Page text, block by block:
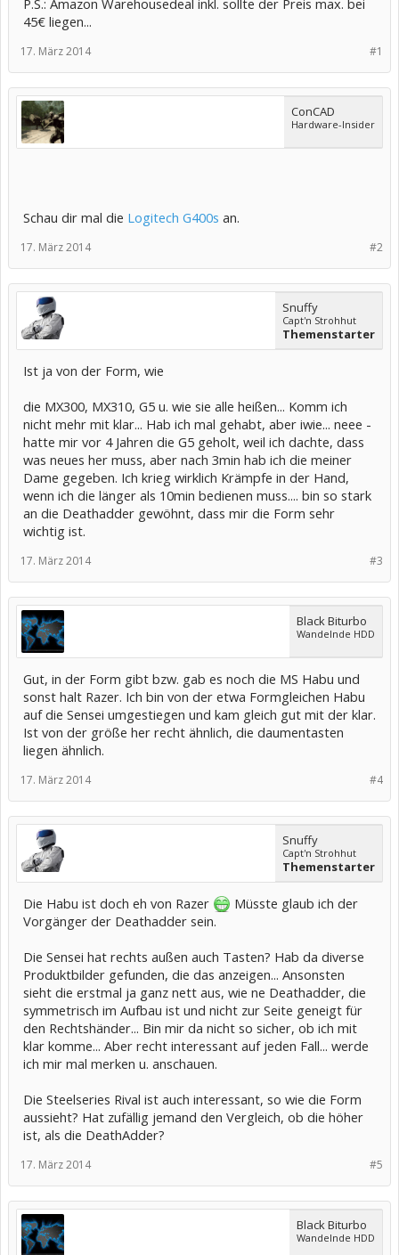
P.S.: Amazon Warehousedeal inkl. sollte der Preis max. bei
45€ liegen...
#1
17. März 2014
ConCAD
Hardware-Insider
Schau dir mal die Logitech G400s an.
#2
17. März 2014
Snuffy
Capt'n Strohhut
Themenstarter
Ist ja von der Form, wie
die MX300, MX310, G5 u. wie sie alle heißen... Komm ich
nicht mehr mit klar... Hab ich mal gehabt, aber iwie... neee -
hatte mir vor 4 Jahren die G5 geholt, weil ich dachte, dass
was neues her muss, aber nach 3min hab ich die meiner
Dame gegeben. Ich krieg wirklich Krämpfe in der Hand,
wenn ich die länger als 10min bedienen muss.... bin so stark
an die Deathadder gewöhnt, dass mir die Form sehr
wichtig ist.
#3
17. März 2014
Black Biturbo
Wandelnde HDD
Gut, in der Form gibt bzw. gab es noch die MS Habu und
sonst halt Razer. Ich bin von der etwa Formgleichen Habu
auf die Sensei umgestiegen und kam gleich gut mit der klar.
Ist von der größe her recht ähnlich, die daumentasten
liegen ähnlich.
#4
17. März 2014
Snuffy
Capt'n Strohhut
Themenstarter
Die Habu ist doch eh von Razer
Müsste glaub ich der
Vorgänger der Deathadder sein.
Die Sensei hat rechts außen auch Tasten? Hab da diverse
Produktbilder gefunden, die das anzeigen... Ansonsten
sieht die erstmal ja ganz nett aus, wie ne Deathadder, die
symmetrisch im Aufbau ist und nicht zur Seite geneigt für
den Rechtshänder... Bin mir da nicht so sicher, ob ich mit
klar komme... Aber recht interessant auf jeden Fall... werde
ich mir mal merken u. anschauen.
Die Steelseries Rival ist auch interessant, so wie die Form
aussieht? Hat zufällig jemand den Vergleich, ob die höher
ist, als die DeathAdder?
#5
17. März 2014
Black Biturbo
Wandelnde HDD